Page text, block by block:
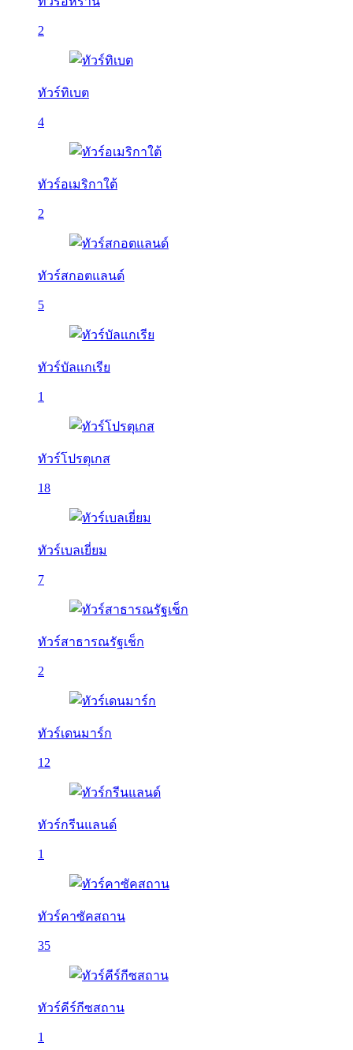
2
ทัวร์ทิเบต
4
ทัวร์อเมริกาใต้
2
ทัวร์สกอตแลนด์
5
ทัวร์บัลเเกเรีย
1
ทัวร์โปรตุเกส
18
ทัวร์เบลเยี่ยม
7
ทัวร์สาธารณรัฐเช็ก
2
ทัวร์เดนมาร์ก
12
ทัวร์กรีนแลนด์
1
ทัวร์คาซัคสถาน
35
ทัวร์คีร์กีซสถาน
1